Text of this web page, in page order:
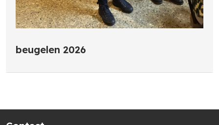
beugelen 2026